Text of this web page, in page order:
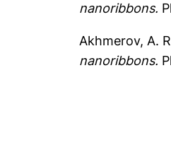
nanoribbons.
Akhmerov, A.
nanoribbons.